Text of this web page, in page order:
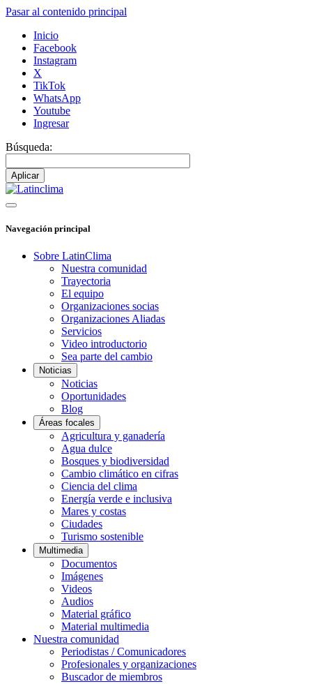
Pasar al contenido principal
Inicio
Facebook
Instagram
X
TikTok
WhatsApp
Youtube
Ingresar
Búsqueda:
Navegación principal
Sobre LatinClima
Nuestra comunidad
Trayectoria
El equipo
Organizaciones socias
Organizaciones Aliadas
Servicios
Video introductorio
Sea parte del cambio
Noticias
Noticias
Oportunidades
Blog
Áreas focales
Agricultura y ganadería
Agua dulce
Bosques y biodiversidad
Cambio climático en cifras
Ciencia del clima
Energía verde e inclusiva
Mares y costas
Ciudades
Turismo sostenible
Multimedia
Documentos
Imágenes
Videos
Audios
Material gráfico
Material multimedia
Nuestra comunidad
Periodistas / Comunicadores
Profesionales y organizaciones
Buscador de miembros